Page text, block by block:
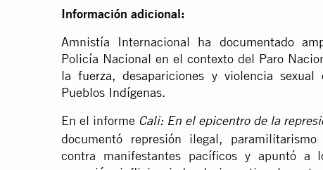
Información adicional:
Amnistía Internacional ha documentado
Policía Nacional en el contexto del Paro
la fuerza, desapariciones y violencia sexual
Pueblos Indígenas.
En el informe Cali: En el epicentro de la
documentó represión ilegal,
contra manifestantes pacíficos y apuntó a